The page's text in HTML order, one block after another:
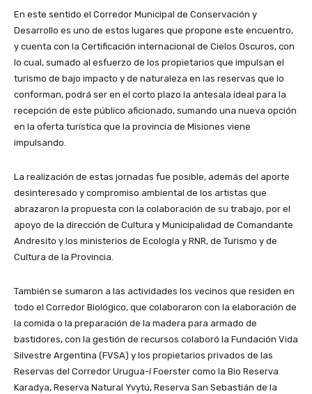
En este sentido el Corredor Municipal de Conservación y
Desarrollo es uno de estos lugares que propone este encuentro,
y cuenta con la Certificación internacional de Cielos Oscuros, con
lo cual, sumado al esfuerzo de los propietarios que impulsan el
turismo de bajo impacto y de naturaleza en las reservas que lo
conforman, podrá ser en el corto plazo la antesala ideal para la
recepción de este público aficionado, sumando una nueva opción
en la oferta turística que la provincia de Misiones viene
impulsando.
La realización de estas jornadas fue posible, además del aporte
desinteresado y compromiso ambiental de los artistas que
abrazaron la propuesta con la colaboración de su trabajo, por el
apoyo de la dirección de Cultura y Municipalidad de Comandante
Andresito y los ministerios de Ecología y RNR, de Turismo y de
Cultura de la Provincia.
También se sumaron a las actividades los vecinos que residen en
todo el Corredor Biológico, que colaboraron con la elaboración de
la comida o la preparación de la madera para armado de
bastidores, con la gestión de recursos colaboró la Fundación Vida
Silvestre Argentina (FVSA) y los propietarios privados de las
Reservas del Corredor Urugua-í Foerster como la Bio Reserva
Karadya, Reserva Natural Yvytú, Reserva San Sebastián de la